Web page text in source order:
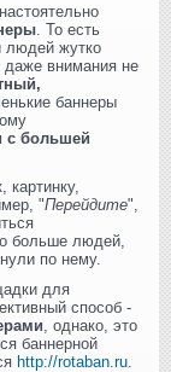
. То есть
людей жутко
даже внимания не
баннеры
с большей
картинку,
"Перейдите",
больше людей,
по нему.
для
способ -
, однако, это
баннерной
http://rotaban.ru